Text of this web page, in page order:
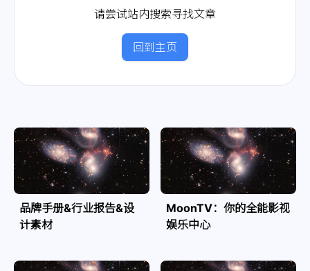
请尝试站内搜索寻找文章
回到主页
品牌手册&行业报告&设
计素材
MoonTV：你的全能影视
娱乐中心